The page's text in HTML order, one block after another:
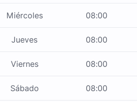
Miércoles 08:00
Jueves 08:00
Viernes 08:00
Sábado 08:00